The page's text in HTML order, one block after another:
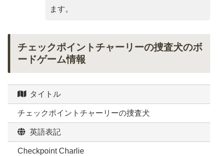
ます。
チェックポイントチャーリーの捜査犬のボ
ードゲーム情報
タイトル
チェックポイントチャーリーの捜査犬
英語表記
Checkpoint Charlie